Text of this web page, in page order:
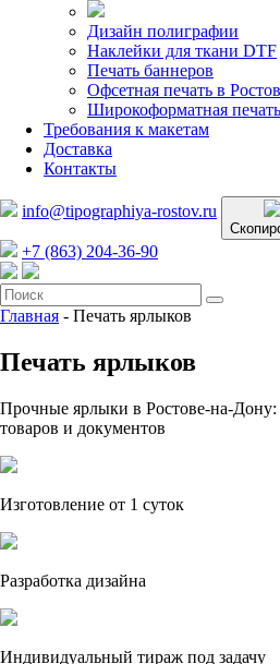
Дизайн полиграфии
Наклейки для ткани DTF
Печать баннеров
Офсетная печать в
Широкоформатная печать
Требования к макетам
Доставка
Контакты
info@tipographiya-rostov.ru
+7 (863) 204-36-90
Главная - Печать ярлыков
Печать ярлыков
Прочные ярлыки в Ростове-на-Дону:
товаров и документов
Изготовление от 1 суток
Разработка дизайна
Индивидуальный тираж под задачу